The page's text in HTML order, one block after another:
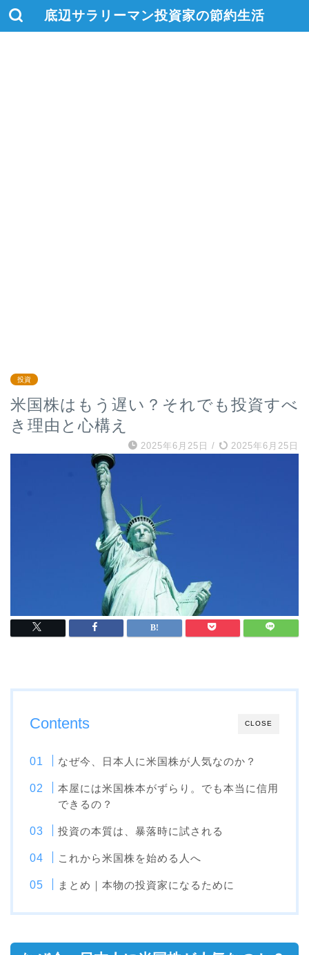
底辺サラリーマン投資家の節約生活
投資
米国株はもう遅い？それでも投資すべ
き理由と心構え
2025年6月25日 / 2025年6月25日
CLOSE
Contents
なぜ今、日本人に米国株が人気なのか？
本屋には米国株本がずらり。でも本当に信用
できるの？
投資の本質は、暴落時に試される
これから米国株を始める人へ
まとめ｜本物の投資家になるために